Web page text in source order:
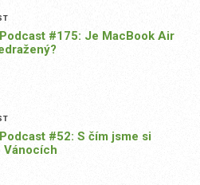
#175: Je MacBook Air
#52: S čím jsme si
Vánocích